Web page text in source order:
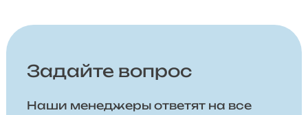
Задайте вопрос
Наши менеджеры ответят на все